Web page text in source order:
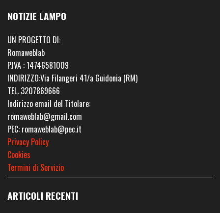
NOTIZIE LAMPO
UN PROGETTO DI:
Romaweblab
P.IVA : 14746581009
INDIRIZZO:Via Filangeri 41/a Guidonia (RM)
TEL. 3207869666
Indirizzo email del Titolare:
romaweblab@gmail.com
PEC: romaweblab@pec.it
Privacy Policy
Cookies
Termini di Servizio
ARTICOLI RECENTI